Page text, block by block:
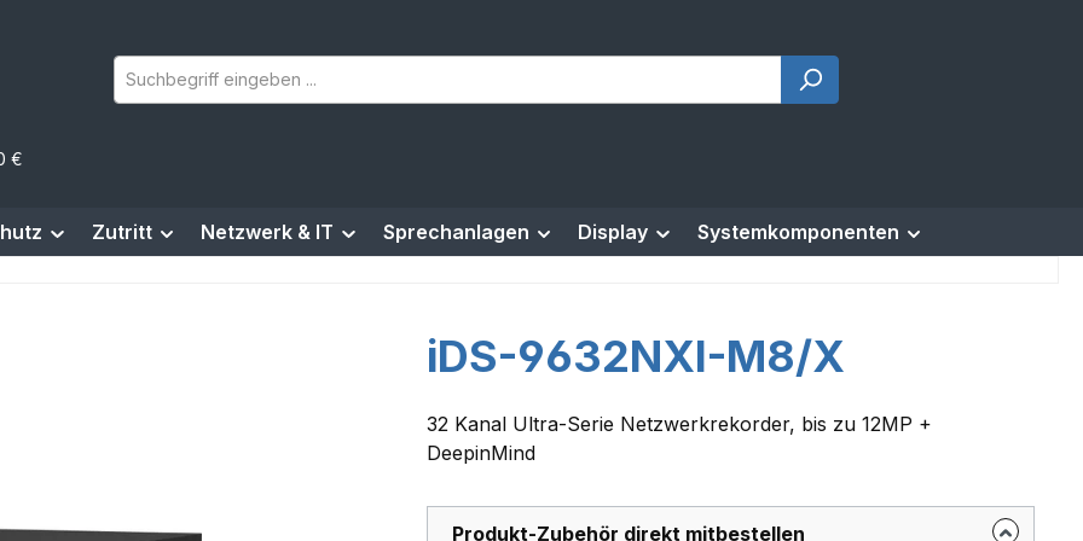
€
Zutritt Netzwerk & IT Sprechanlagen Display Systemkomponenten
iDS-9632NXI-M8/X
32 Kanal Ultra-Serie Netzwerkrekorder, bis zu 12MP +
DeepinMind
Produkt-Zubehör direkt mitbestellen